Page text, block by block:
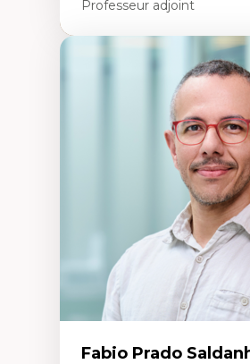
Professeur adjoint
Études du jeu vidéo
Fouille de textes
Études postcoloniales
Études critiques des médias
Analyse de données
Études japonaises
Traduction et localisation
Intelligence artificielle et
humain-machine
Fabio Prado